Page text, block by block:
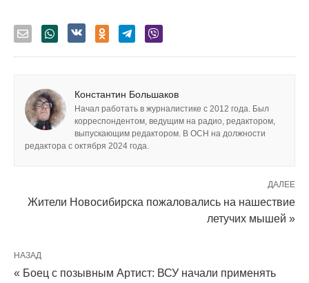
Константин Большаков
Начал работать в журналистике с 2012 года. Был
корреспондентом, ведущим на радио, редактором,
выпускающим редактором. В ОСН на должности
редактора с октября 2024 года.
ДАЛЕЕ
Жители Новосибирска пожаловались на нашествие
летучих мышей »
НАЗАД
« Боец с позывным Артист: ВСУ начали применять